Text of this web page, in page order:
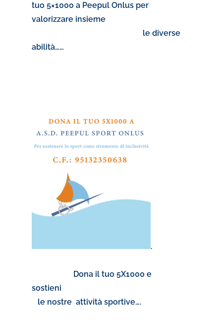
tuo 5×1000 a Peepul Onlus per
valorizzare insieme
le diverse
abilità……
.
Dona il tuo 5X1000 e
sostieni
le nostre attività sportive….